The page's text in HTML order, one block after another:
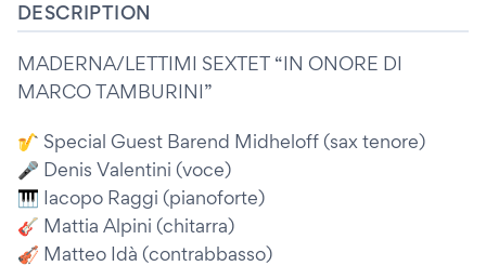
DESCRIPTION
MADERNA/LETTIMI SEXTET “IN ONORE DI
MARCO TAMBURINI”
🎷 Special Guest Barend Midheloff (sax tenore)
🎤 Denis Valentini (voce)
🎹 Iacopo Raggi (pianoforte)
🎸 Mattia Alpini (chitarra)
🎻 Matteo Idà (contrabbasso)